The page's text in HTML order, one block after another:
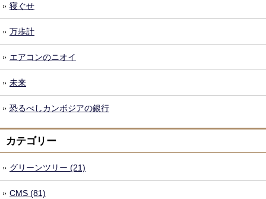
寝ぐせ
万歩計
エアコンのニオイ
未来
恐るべしカンボジアの銀行
カテゴリー
グリーンツリー (21)
CMS (81)